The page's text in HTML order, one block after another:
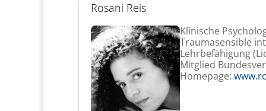
Rosani Reis
Klinische
Traumasensible
Lehrbefähigung
Mitglied
Homepage: